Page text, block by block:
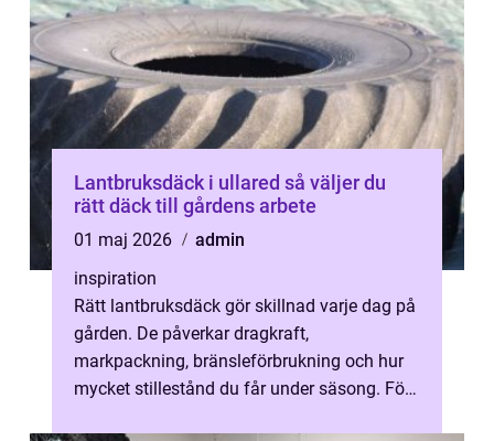
Lantbruksdäck i ullared så väljer du
rätt däck till gårdens arbete
01 maj 2026
admin
inspiration
Rätt lantbruksdäck gör skillnad varje dag på
gården. De påverkar dragkraft,
markpackning, bränsleförbrukning och hur
mycket stillestånd du får under säsong. För